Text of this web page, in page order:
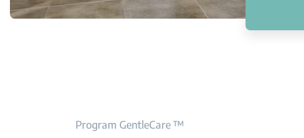
Program GentleCare ™